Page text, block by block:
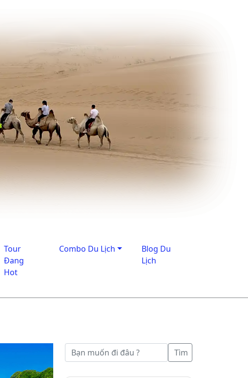
Tour
Đang
Hot
Combo Du Lịch
Blog Du
Lịch
Tìm